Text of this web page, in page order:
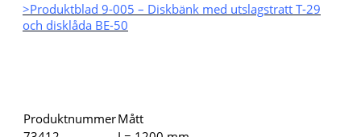
>Produktblad 9-005 – Diskbänk med utslagstratt T-29
och disklåda BE-50
ProduktnummerMått